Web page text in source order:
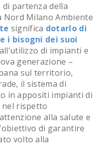
partenza della
Nord Milano Ambiente
significa dotarlo di
i bisogni dei suoi
di impianti e
generazione –
sul territorio,
il sistema di
in appositi impianti di
rispetto
alla salute e
di garantire
volto alla